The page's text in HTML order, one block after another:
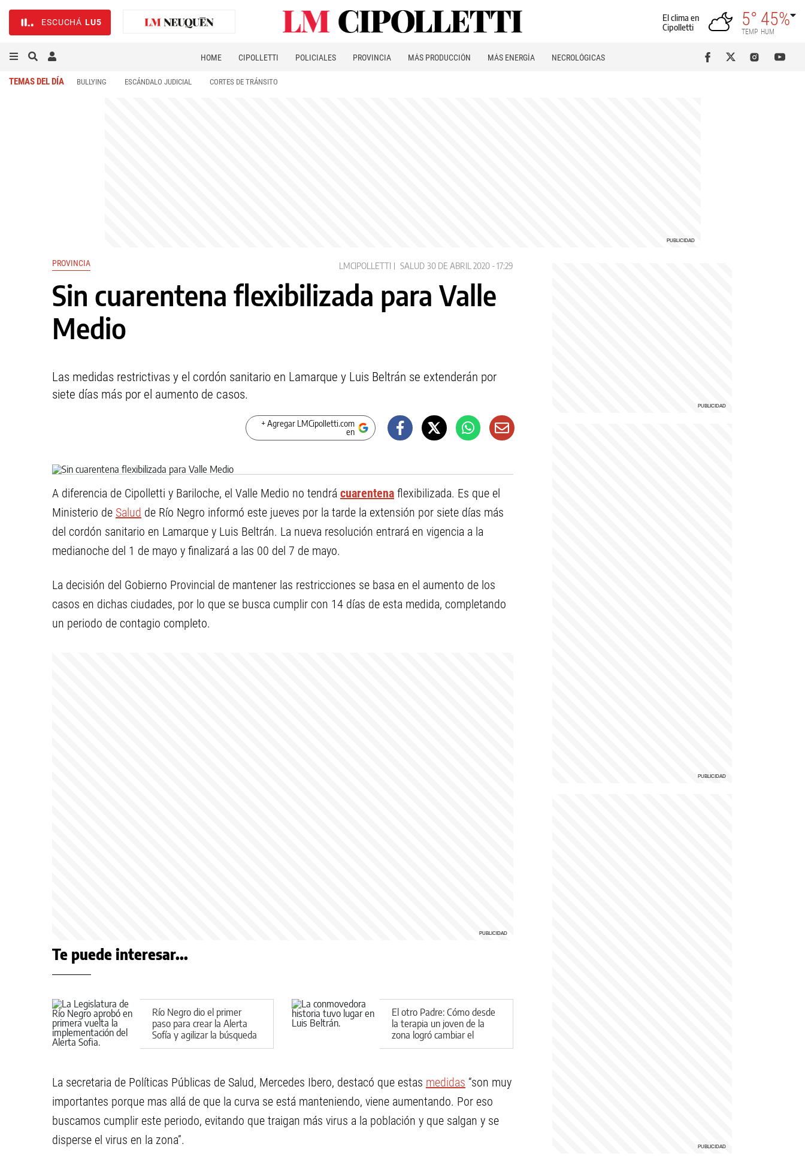
ESCUCHÁ LU5
El clima en
Cipolletti
5°
TEMP
45%
HUM
HOME CIPOLLETTI POLICIALES PROVINCIA MÁS PRODUCCIÓN MÁS ENERGÍA NECROLÓGICAS
TEMAS DEL DÍA BULLYING ESCÁNDALO JUDICIAL CORTES DE TRÁNSITO
PROVINCIA LMCIPOLLETTI SALUD 30 DE ABRIL 2020 - 17:29
Sin cuarentena flexibilizada para Valle
Medio
Las medidas restrictivas y el cordón sanitario en Lamarque y Luis Beltrán se extenderán por
siete días más por el aumento de casos.
+ Agregar LMCipolletti.com
en
A diferencia de Cipolletti y Bariloche, el Valle Medio no tendrá cuarentena flexibilizada. Es que el
Ministerio de Salud de Río Negro informó este jueves por la tarde la extensión por siete días más
del cordón sanitario en Lamarque y Luis Beltrán. La nueva resolución entrará en vigencia a la
medianoche del 1 de mayo y finalizará a las 00 del 7 de mayo.
La decisión del Gobierno Provincial de mantener las restricciones se basa en el aumento de los
casos en dichas ciudades, por lo que se busca cumplir con 14 días de esta medida, completando
un periodo de contagio completo.
Te puede interesar...
Río Negro dio el primer
paso para crear la Alerta
Sofía y agilizar la búsqueda
de menores
El otro Padre: Cómo desde
la terapia un joven de la
zona logró cambiar el
rumbo de una causa judicial
La secretaria de Políticas Públicas de Salud, Mercedes Ibero, destacó que estas medidas “son muy
importantes porque mas allá de que la curva se está manteniendo, viene aumentando. Por eso
buscamos cumplir este periodo, evitando que traigan más virus a la población y que salgan y se
disperse el virus en la zona”.